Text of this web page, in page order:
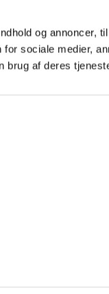
og annoncer,
sociale medier,
brug af deres